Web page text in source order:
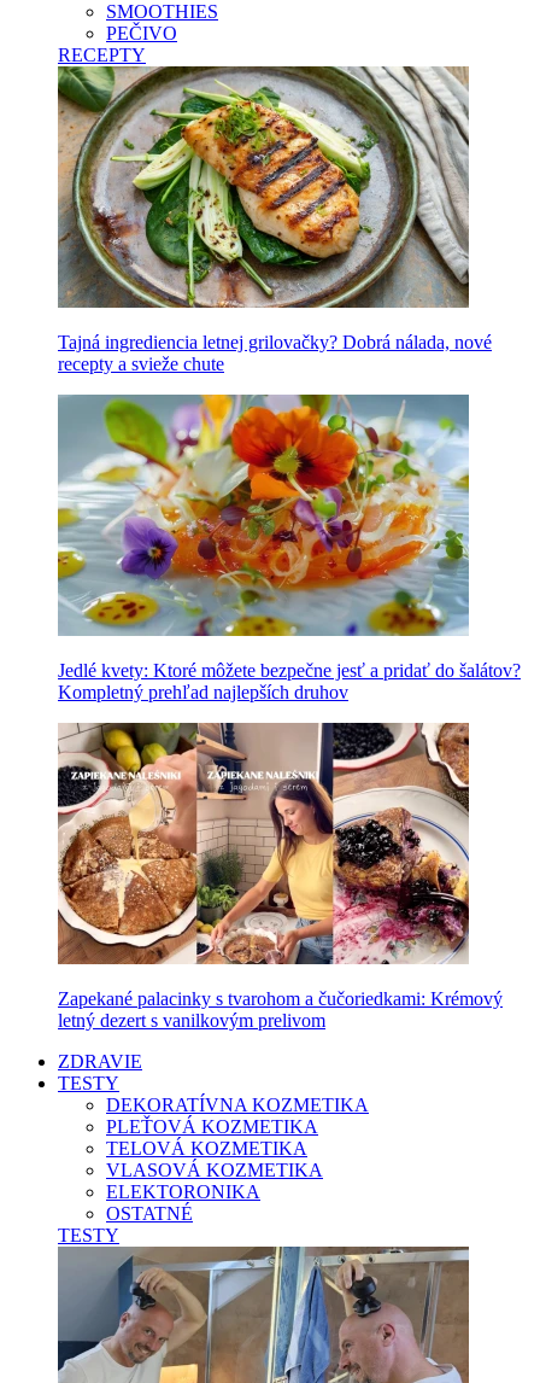
SMOOTHIES
PEČIVO
RECEPTY
Tajná ingrediencia letnej grilovačky? Dobrá nálada, nové
recepty a svieže chute
Jedlé kvety: Ktoré môžete bezpečne jesť a pridať do šalátov?
Kompletný prehľad najlepších druhov
Zapekané palacinky s tvarohom a čučoriedkami: Krémový
letný dezert s vanilkovým prelivom
ZDRAVIE
TESTY
DEKORATÍVNA KOZMETIKA
PLEŤOVÁ KOZMETIKA
TELOVÁ KOZMETIKA
VLASOVÁ KOZMETIKA
ELEKTORONIKA
OSTATNÉ
TESTY